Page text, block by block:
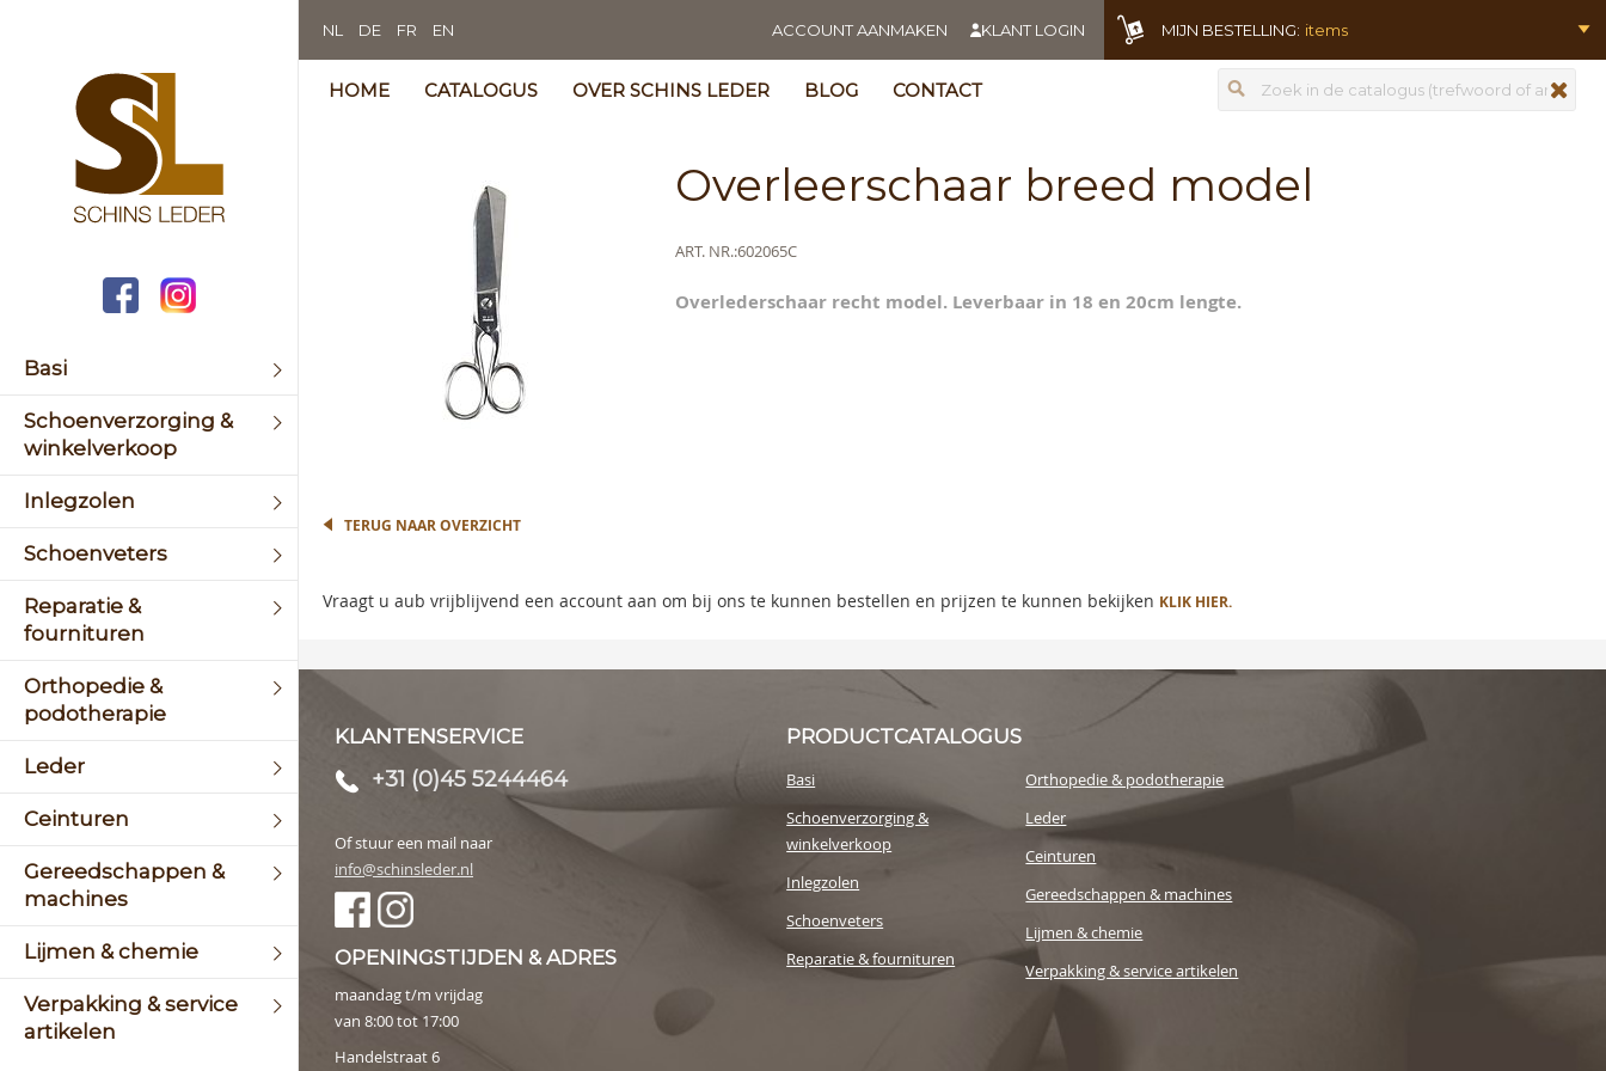
Basi
Schoenverzorging &
winkelverkoop
Inlegzolen
Schoenveters
Reparatie &
fournituren
Orthopedie &
podotherapie
Leder
Ceinturen
Gereedschappen &
machines
Lijmen & chemie
Verpakking & service
artikelen
ACCOUNT AANMAKEN KLANT LOGIN
NL DE FR EN MIJN BESTELLING: items
HOME CATALOGUS OVER SCHINS LEDER BLOG CONTACT Zoeken
Overleerschaar breed model
Meer
ART. NR.602065C
Overlederschaar recht model. Leverbaar in 18 en 20cm lengte.
to
the
end
of
the
images
gallery
beginning
images
TERUG NAAR OVERZICHT
Vraagt u aub vrijblijvend een account aan om bij ons te kunnen bestellen en prijzen te kunnen bekijken KLIK HIER.
KLANTENSERVICE
+31 (0)45 5244464
Of stuur een mail naar
info@schinsleder.nl
OPENINGSTIJDEN & ADRES
maandag t/m vrijdag
van 8:00 tot 17:00
Handelstraat 6
PRODUCTCATALOGUS
Basi
Schoenverzorging &
winkelverkoop
Inlegzolen
Schoenveters
Reparatie & fournituren
Orthopedie & podotherapie
Leder
Ceinturen
Gereedschappen & machines
Lijmen & chemie
Verpakking & service artikelen